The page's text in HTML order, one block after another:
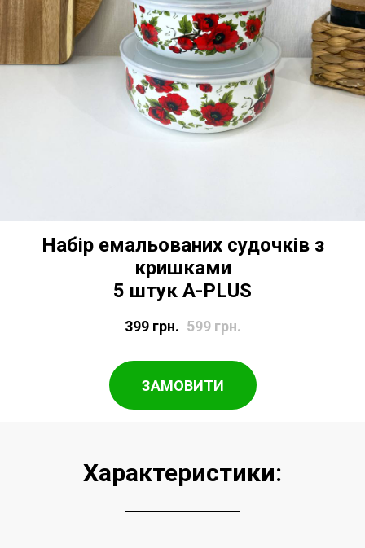
Набір емальованих судочків з
кришками
5 штук A-PLUS
399 грн. 599грн.
ЗАМОВИТИ
Характеристики: